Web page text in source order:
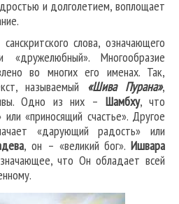
и долголетием, воплощает
слова, означающего
«дружелюбный». Многообразие
во многих его именах. Так,
называемый «Шива Пурана»,
Одно из них – Шамбху, что
«приносящий счастье». Другое
«дарующий радость» или
, он – «великий бог».Ишвара
что Он обладает всей